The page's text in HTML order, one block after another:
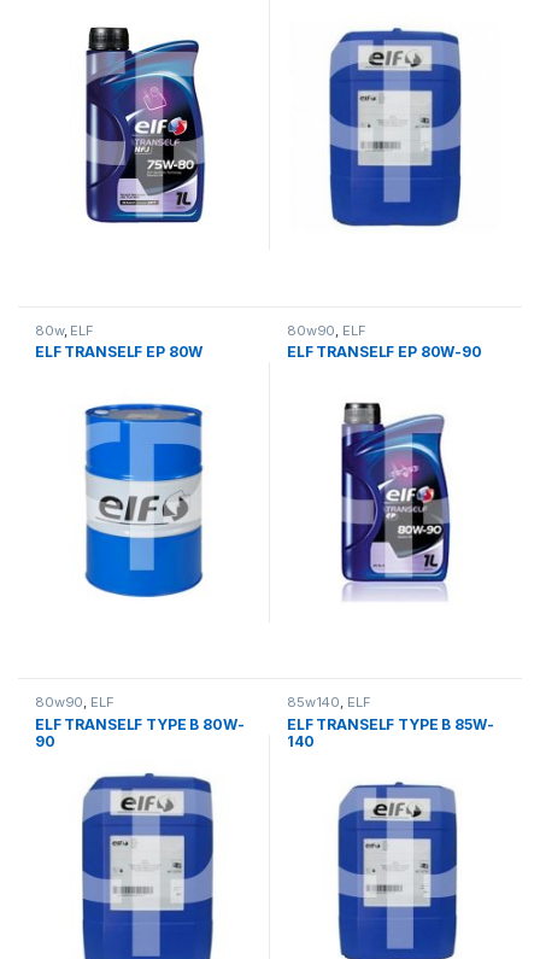
80w, ELF
ELF TRANSELF EP 80W
80w90 ELF
ELF TRANSELF EP 80W-90
80w90, ELF
ELF TRANSELF TYPE B 80W-
90
85w140, ELF
ELF TRANSELF TYPE B 85W-
140